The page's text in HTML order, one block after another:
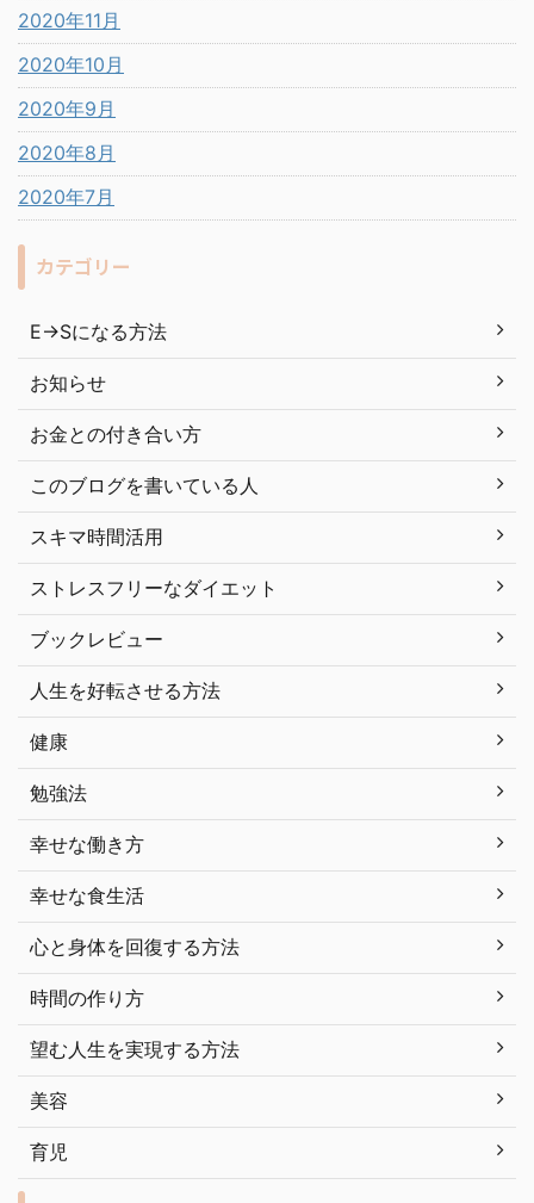
2020年11月
2020年10月
2020年9月
2020年8月
2020年7月
カテゴリー
E→Sになる方法
お知らせ
お金との付き合い方
このブログを書いている人
スキマ時間活用
ストレスフリーなダイエット
ブックレビュー
人生を好転させる方法
健康
勉強法
幸せな働き方
幸せな食生活
心と身体を回復する方法
時間の作り方
望む人生を実現する方法
美容
育児